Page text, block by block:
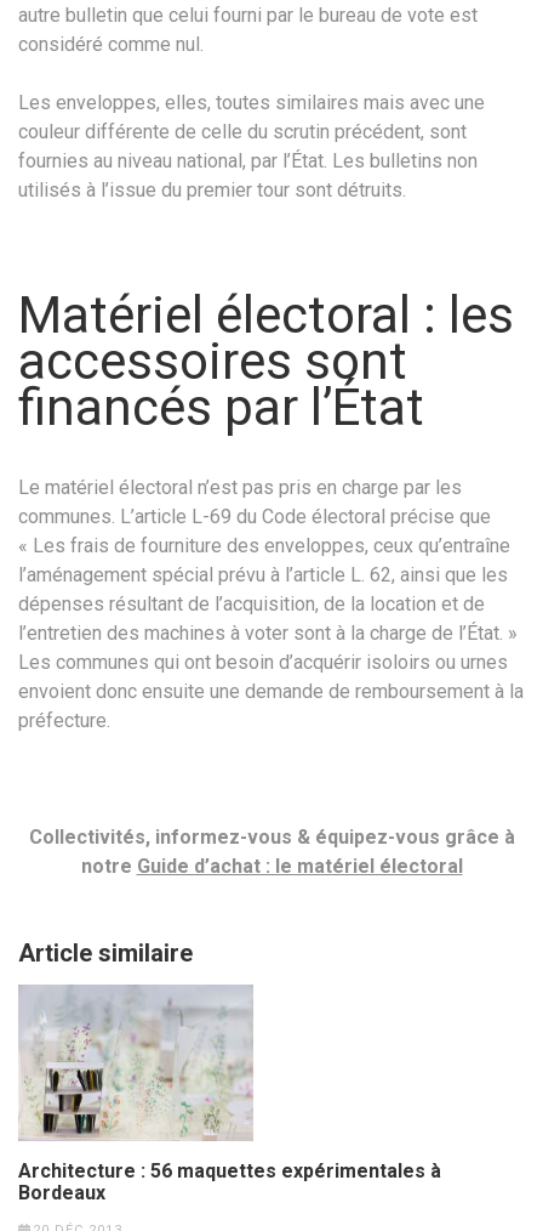
autre bulletin que celui fourni par le bureau de vote est
considéré comme nul.
Les enveloppes, elles, toutes similaires mais avec une
couleur différente de celle du scrutin précédent, sont
fournies au niveau national, par l’État. Les bulletins non
utilisés à l’issue du premier tour sont détruits.
Matériel électoral : les
accessoires sont
financés par l’État
Le matériel électoral n’est pas pris en charge par les
communes. L’article L-69 du Code électoral précise que
« Les frais de fourniture des enveloppes, ceux qu’entraîne
l’aménagement spécial prévu à l’article L. 62, ainsi que les
dépenses résultant de l’acquisition, de la location et de
l’entretien des machines à voter sont à la charge de l’État. »
Les communes qui ont besoin d’acquérir isoloirs ou urnes
envoient donc ensuite une demande de remboursement à la
préfecture.
Collectivités, informez-vous & équipez-vous grâce à
notre Guide d’achat : le matériel électoral
Article similaire
Architecture : 56 maquettes expérimentales à
Bordeaux